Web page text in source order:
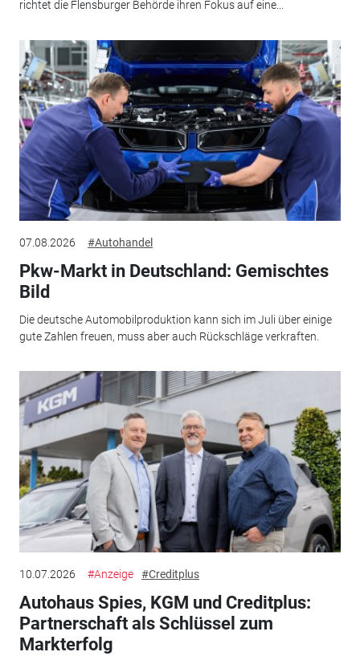
richtet die Flensburger Behörde ihren Fokus auf eine...
07.08.2026 #Autohandel
Pkw-Markt in Deutschland: Gemischtes
Bild
Die deutsche Automobilproduktion kann sich im Juli über einige
gute Zahlen freuen, muss aber auch Rückschläge verkraften.
10.07.2026 #Anzeige #Creditplus
Autohaus Spies, KGM und Creditplus:
Partnerschaft als Schlüssel zum
Markterfolg